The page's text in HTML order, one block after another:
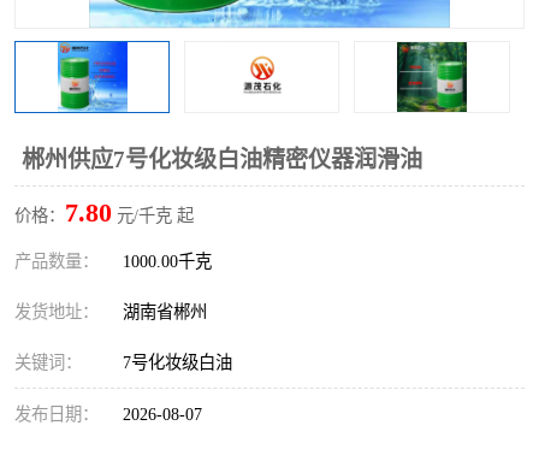
郴州供应7号化妆级白油精密仪器润滑油
价格： 7.80 元/千克 起
产品数量： 1000.00千克
发货地址： 湖南省郴州
关键词： 7号化妆级白油
发布日期： 2026-08-07